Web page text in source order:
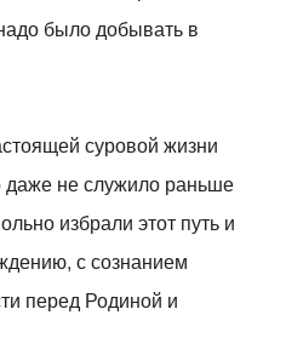
было добывать в
суровой жизни
даже не служило раньше
избрали этот путь и
с сознанием
перед Родиной и